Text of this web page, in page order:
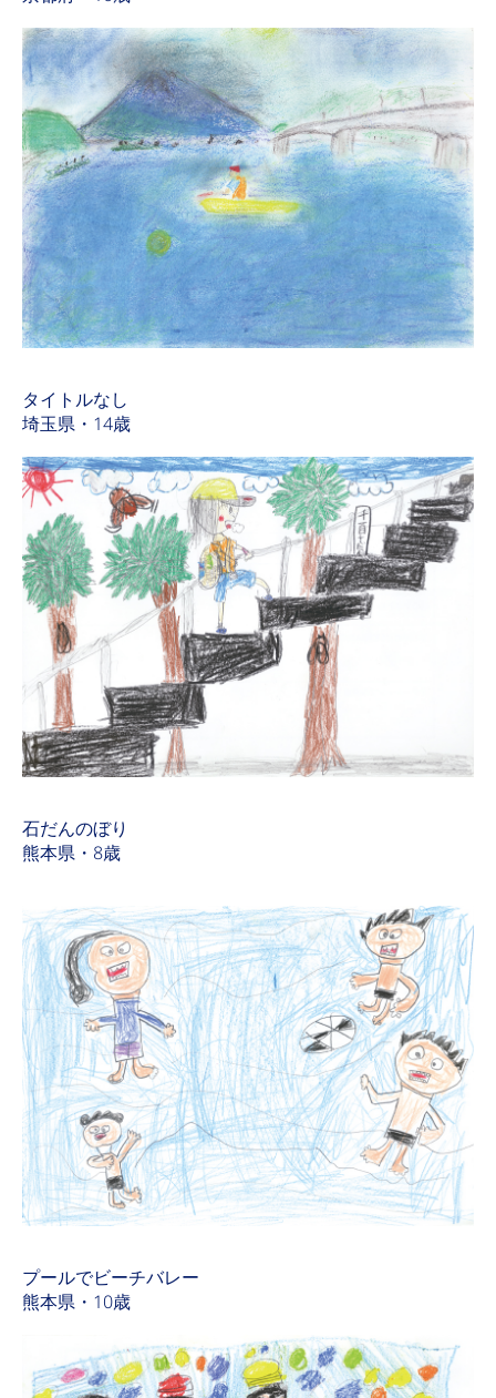
タイトルなし
埼玉県・14歳
石だんのぼり
熊本県・8歳
プールでビーチバレー
熊本県・10歳